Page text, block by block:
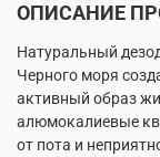
ОПИСАНИЕ
Натуральный
Черного моря
активный образ
алюмокалиевые
от пота и